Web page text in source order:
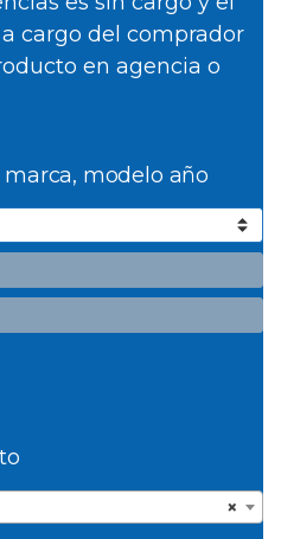
cargo del comprador
en agencia o
modelo año
×